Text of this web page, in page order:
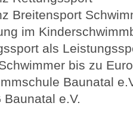
Breitensport
im
als
bis zu
Baunatal
e.V.